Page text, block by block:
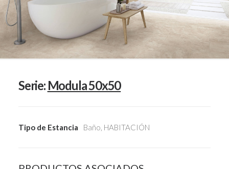
Serie: Modula 50x50
Tipo de Estancia Baño, HABITACIÓN